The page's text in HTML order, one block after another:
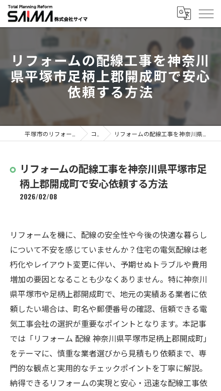
リフォームの配線工事を神奈川
県平塚市足柄上郡開成町で安心
依頼する方法
コラム リフォームの配線工事を神奈川県平塚市足柄上郡開成町で安心依頼する方法
リフォームの配線工事を神奈川県平塚市足
柄上郡開成町で安心依頼する方法
2026/02/08
リフォームを機に、配線の安全性や今後の快適な暮らし
について不安を感じていませんか？住宅の電気配線は老
朽化やレイアウト変更に伴い、予期せぬトラブルや費用
増加の要因となることも少なくありません。特に神奈川
県平塚市や足柄上郡開成町で、地元の実績ある業者に依
頼したい場合は、町名や郵便番号の確認、信頼できる電
気工事会社の選択が重要なポイントとなります。本記事
では「リフォーム 配線 神奈川県平塚市足柄上郡開成町」
をテーマに、慎重な業者選びから見積もり依頼まで、専
門的な観点と実用的なチェックポイントを丁寧に解説。
納得できるリフォームの実現と安心・迅速な配線工事依